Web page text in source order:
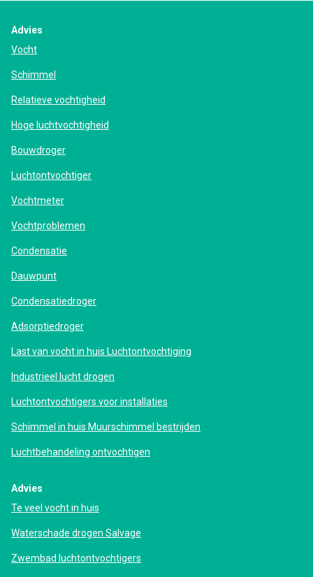
Advies
Vocht
Schimmel
Relatieve vochtigheid
Hoge luchtvochtigheid
Bouwdroger
Luchtontvochtiger
Vochtmeter
Vochtproblemen
Condensatie
Dauwpunt
Condensatiedroger
Adsorptiedroger
Last van vocht in huis Luchtontvochtiging
Industrieel lucht drogen
Luchtontvochtigers voor installaties
Schimmel in huis Muurschimmel bestrijden
Luchtbehandeling ontvochtigen
Advies
Te veel vocht in huis
Waterschade drogen Salvage
Zwembad luchtontvochtigers